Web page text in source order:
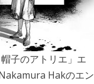
子のアトリエ」エ
Hakのエン